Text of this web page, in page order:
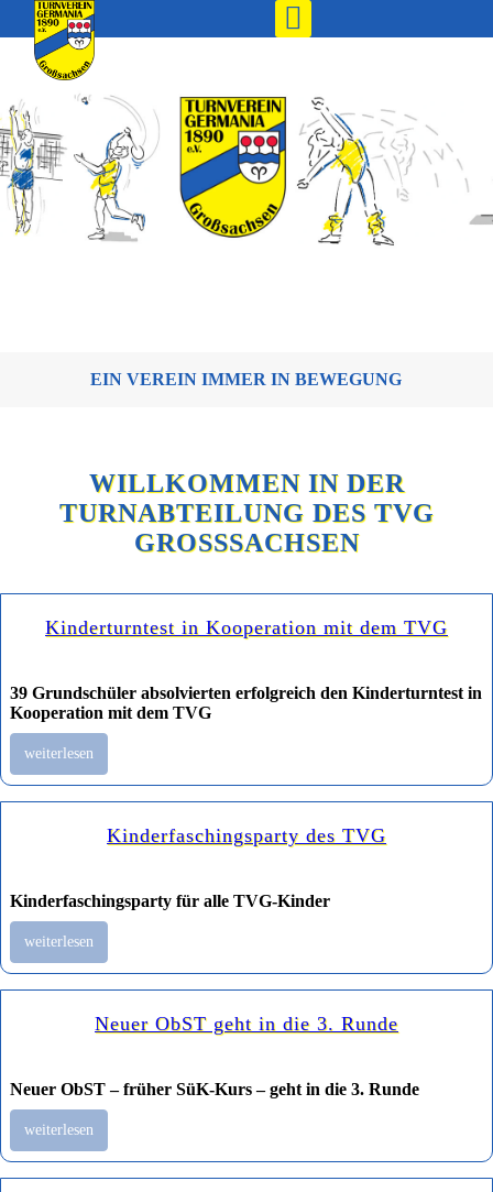
EIN VEREIN IMMER IN BEWEGUNG
WILLKOMMEN IN DER
TURNABTEILUNG DES TVG
GROSSSACHSEN
Kinderturntest in Kooperation mit dem TVG
39 Grundschüler absolvierten erfolgreich den Kinderturntest in
Kooperation mit dem TVG
weiterlesen
Kinderfaschingsparty des TVG
Kinderfaschingsparty für alle TVG-Kinder
weiterlesen
Neuer ObST geht in die 3. Runde
Neuer ObST – früher SüK-Kurs – geht in die 3. Runde
weiterlesen